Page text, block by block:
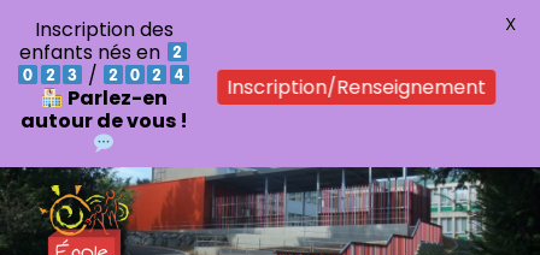
Aller
au
contenu
Inscription des
enfants nés en
/
Parlez-en
autour de vous !
Inscription/Renseignement
X